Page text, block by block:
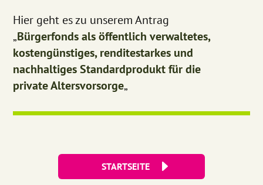
Hier geht es zu unserem Antrag
„Bürgerfonds als öffentlich verwaltetes,
kostengünstiges, renditestarkes und
nachhaltiges Standardprodukt für die
private Altersvorsorge„
STARTSEITE